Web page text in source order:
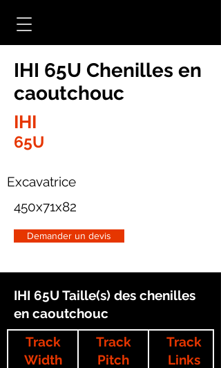
IHI 65U Chenilles en
caoutchouc
IHI
65U
Excavatrice
450x71x82
Demander un devis
IHI 65U Taille(s) des chenilles
en caoutchouc
Track
Width
Track
Pitch
Track
Links